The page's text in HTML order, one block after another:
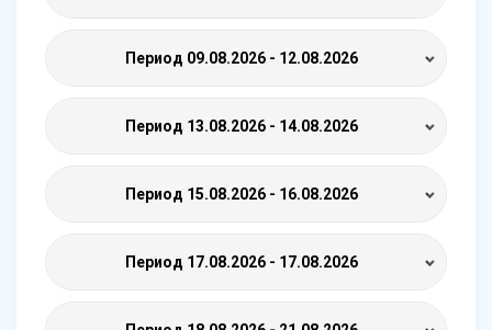
Период 09.08.2026 - 12.08.2026
Период 13.08.2026 - 14.08.2026
Период 15.08.2026 - 16.08.2026
Период 17.08.2026 - 17.08.2026